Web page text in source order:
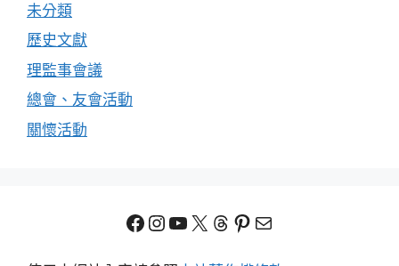
未分類
歷史文獻
理監事會議
總會、友會活動
關懷活動
Facebook
Instagram
YouTube
X Threads
Pinterest
電子郵件